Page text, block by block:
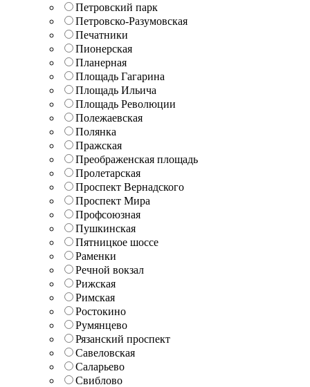
Петровский парк
Петровско-Разумовская
Печатники
Пионерская
Планерная
Площадь Гагарина
Площадь Ильича
Площадь Революции
Полежаевская
Полянка
Пражская
Преображенская площадь
Пролетарская
Проспект Вернадского
Проспект Мира
Профсоюзная
Пушкинская
Пятницкое шоссе
Раменки
Речной вокзал
Рижская
Римская
Ростокино
Румянцево
Рязанский проспект
Савеловская
Саларьево
Свиблово